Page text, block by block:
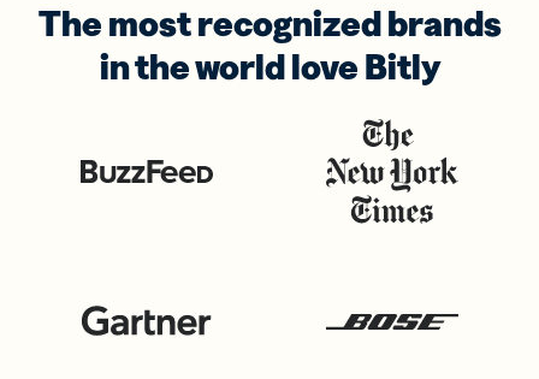
The most recognized brands
in the world love Bitly